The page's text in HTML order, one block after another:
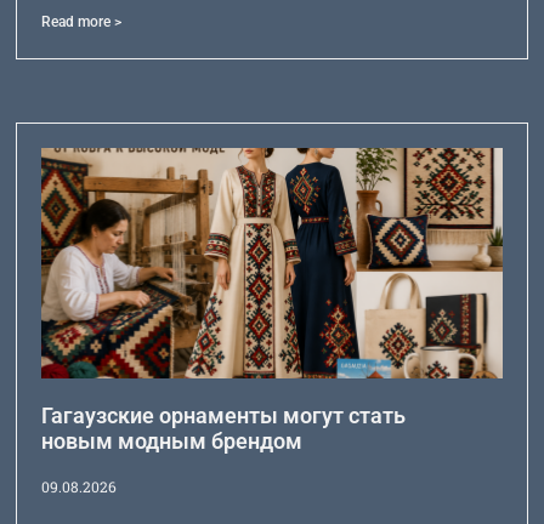
Read more >
Гагаузские орнаменты могут стать
новым модным брендом
09.08.2026